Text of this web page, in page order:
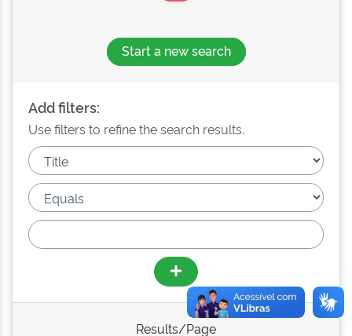
Start a new search
Add filters:
Use filters to refine the search results.
Results/Page